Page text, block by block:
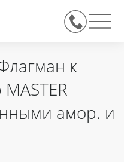
к
амор. и